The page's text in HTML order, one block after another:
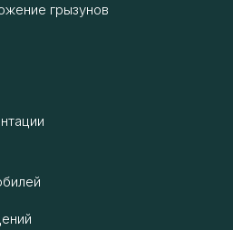
грызунов